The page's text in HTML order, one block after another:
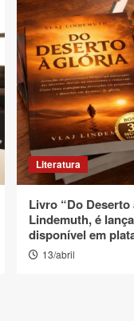
Literatura
Livro “Do
Lindemuth, é
disponível em
13/abril